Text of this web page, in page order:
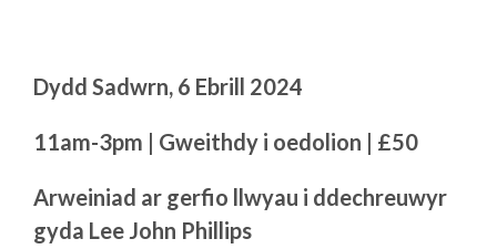
Dydd Sadwrn, 6 Ebrill 2024
11am-3pm | Gweithdy i oedolion | £50
Arweiniad ar gerfio llwyau i ddechreuwyr
gyda Lee John Phillips